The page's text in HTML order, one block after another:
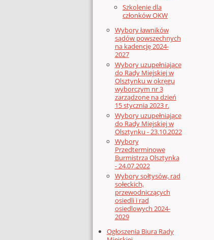
Szkolenie dla
członków OKW
Wybory ławników
sądów powszechnych
na kadencję 2024-
2027
Wybory uzupełniające
do Rady Miejskiej w
Olsztynku w okręgu
wyborczym nr 3
zarządzone na dzień
15 stycznia 2023 r.
Wybory uzupełniające
do Rady Miejskiej w
Olsztynku - 23.10.2022
Wybory
Przedterminowe
Burmistrza Olsztynka
- 24.07.2022
Wybory sołtysów, rad
sołeckich,
przewodniczących
osiedli i rad
osiedlowych 2024-
2029
Ogłoszenia Biura Rady